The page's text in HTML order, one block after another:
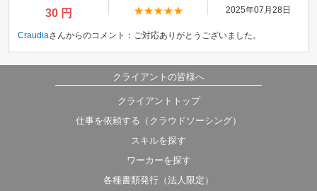
30 円 2025年07月28日
Craudiaさんからのコメント： ご対応ありがとうございました。
クライアントの皆様へ
クライアントトップ
仕事を依頼する（クラウドソーシング）
スキルを探す
ワーカーを探す
各種書類発行（法人限定）